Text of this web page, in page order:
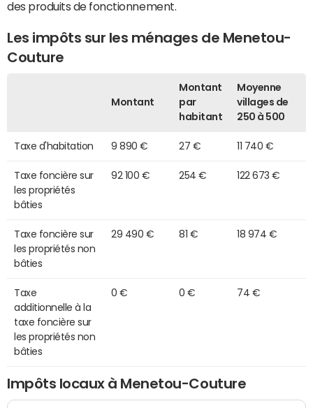
des produits de fonctionnement.
Les impôts sur les ménages de Menetou-
Couture
Montant
Montant
par
habitant
Moyenne
villages de
250 à 500
Taxe d'habitation 9 890 € 27 € 11 740 €
Taxe foncière sur
les propriétés
bâties
92 100 € 254 € 122 673 €
Taxe foncière sur
les propriétés non
bâties
29 490 € 81 € 18 974 €
Taxe
additionnelle à la
taxe foncière sur
les propriétés non
bâties
0 € 0 € 74 €
Impôts locaux à Menetou-Couture